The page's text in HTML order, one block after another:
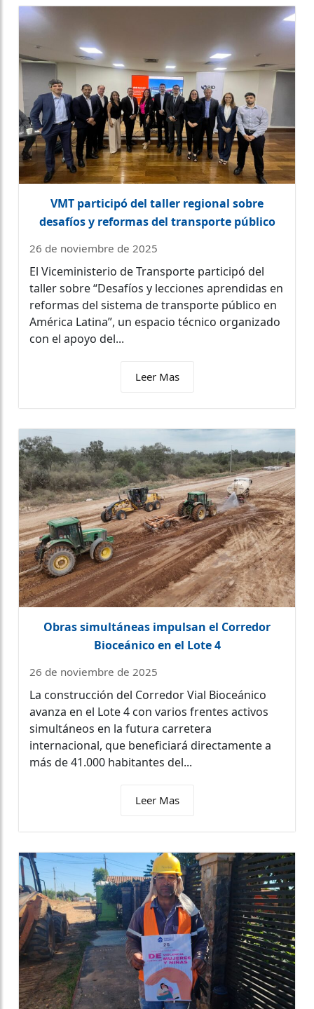
VMT participó del taller regional sobre
desafíos y reformas del transporte público
26 de noviembre de 2025
El Viceministerio de Transporte participó del
taller sobre “Desafíos y lecciones aprendidas en
reformas del sistema de transporte público en
América Latina”, un espacio técnico organizado
con el apoyo del...
Leer Mas
Obras simultáneas impulsan el Corredor
Bioceánico en el Lote 4
26 de noviembre de 2025
La construcción del Corredor Vial Bioceánico
avanza en el Lote 4 con varios frentes activos
simultáneos en la futura carretera
internacional, que beneficiará directamente a
más de 41.000 habitantes del...
Leer Mas